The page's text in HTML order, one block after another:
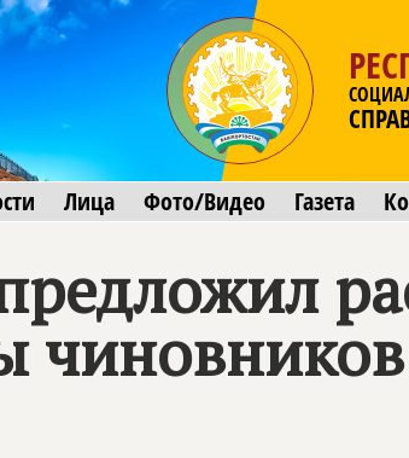
Лица Фото/Видео Газета